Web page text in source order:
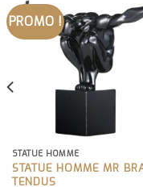
PROMO !
STATUE HOMME
STATUE HOMME MR
TENDUS